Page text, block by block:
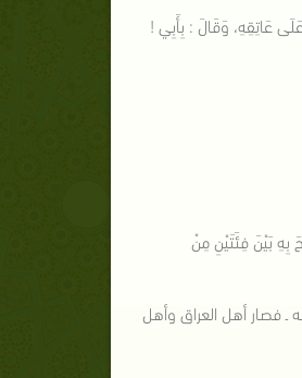
عَاتِقِهِ، وَقَالَ : بِأَبِي !
بِهِ بَيْنَ فِئَتَيْنِ مِنْ
عنه ـ فصار أهل العراق وأهل